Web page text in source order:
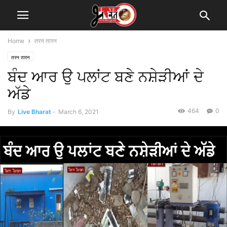
Home तरन तारन
तरन तारन
ਬੰਦ ਆਰ ਉ ਪਲਾਂਟ ਬਣੇ ਨਸ਼ੇੜੀਆਂ ਦੇ
ਅੱਡੇ
By Live Bharat - March 6, 2021 0
464